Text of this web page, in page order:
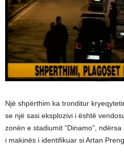
Një shpërthim ka tronditur
se një sasi eksplozivi i është
zonën e stadiumit “Dinamo”,
i makinës i identifikuar si Artan